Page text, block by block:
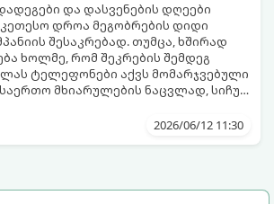
და დასვენების დღეები
დროა მეგობრების დიდი
შესაკრებად. თუმცა, ხშირად
ხოლმე, რომ შეკრების შემდეგ
ტელეფონები აქვს მომარჯვებული
მხიარულების ნაცვლად, სიჩუმე
და ნამდვილი, ცოცხალი
სავსე აქტივობები მეგობრებს
არდადეგებს ნამდვილ
2026/06/12 11:30